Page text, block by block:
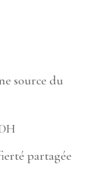
source du
partagée